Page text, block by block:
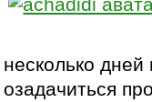
несколько
озадачиться